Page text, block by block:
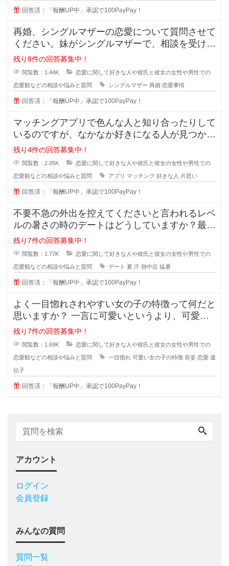
回答済：「報酬UP中」承認で100PayPay！
再婚、シングルマザーの恋愛について質問させて
ください。妹がシングルマザーで、相談を受けた
のですが私も悩んでおり、皆さんの
残り8件の回答募集中！
閲覧数：1.44K 恋愛に関して好きな人や彼氏と彼女の女性や男性での
恋愛観などの相談や悩みと質問 シングルマザー 再婚 恋愛事情
回答済：「報酬UP中」承認で100PayPay！
マッチングアプリで色んな人と知り合ったりして
いるのですが、なかなか好きになる人が見つかり
ません。 好きになる人って
残り4件の回答募集中！
閲覧数：2.05K 恋愛に関して好きな人や彼氏と彼女の女性や男性での
恋愛観などの相談や悩みと質問 アプリ マッチング 好きな人 片思い
回答済：「報酬UP中」承認で100PayPay！
不要不急の外出を控えてくださいと言われるレベ
ルの暑さの時のデートはどうしていますか？最近
の夏はとっても暑くて、一歩外に出
残り7件の回答募集中！
閲覧数：1.77K 恋愛に関して好きな人や彼氏と彼女の女性や男性での
恋愛観などの相談や悩みと質問 デート 夏 汗 熱中症 猛暑
回答済：「報酬UP中」承認で100PayPay！
よく一目惚れされやすい女の子の特徴って何だと
思いますか？ 一言に可愛いというより、可愛い
子なんていくらでもいるのに(綺麗
残り7件の回答募集中！
閲覧数：1.69K 恋愛に関して好きな人や彼氏と彼女の女性や男性での
恋愛観などの相談や悩みと質問 一目惚れ 可愛い女の子の特徴 容姿 恋愛 遺
伝子
回答済：「報酬UP中」承認で100PayPay！
アカウント
ログイン
会員登録
みんなの質問
質問一覧